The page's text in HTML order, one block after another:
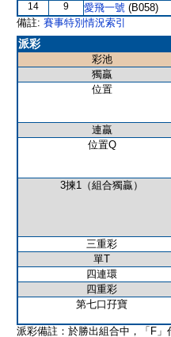
14
9 愛飛一號 (B058)
備註: 賽事特別情況索引
派彩
彩池
獨贏
位置
連贏
位置Q
3揀1（組合獨贏）
三重彩
單T
四連環
四重彩
第七口孖寶
派彩備註：於勝出組合中，「F